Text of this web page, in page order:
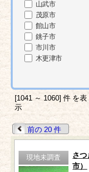
山武市
茂原市
館山市
銚子市
市川市
木更津市
[1041 ～ 1060] 件 を表
示
前の 20 件
現地未調査
さ
市）